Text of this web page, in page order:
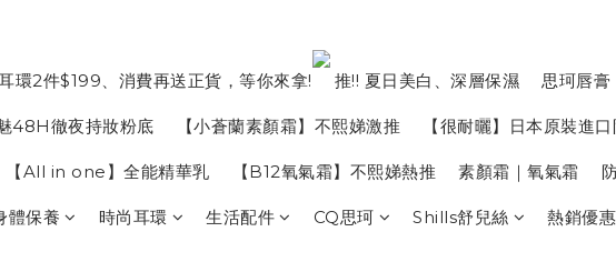
環2件$199、消費再送正貨，等你來拿! 推!! 夏日美白、深層保濕 思珂唇膏
48H徹夜持妝粉底 【小蒼蘭素顏霜】不熙娣激推 【很耐曬】日本原裝進
【All in one】全能精華乳 【B12氧氣霜】不熙娣熱推 素顏霜｜氧氣霜
體保養 時尚耳環 生活配件 CQ思珂 Shills舒兒絲 熱銷優惠